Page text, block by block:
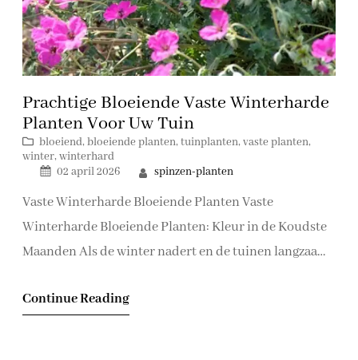
Prachtige Bloeiende Vaste Winterharde
Planten Voor Uw Tuin
bloeiend, bloeiende planten, tuinplanten, vaste planten
winter, winterhard
02 april 2026
spinzen-planten
Vaste Winterharde Bloeiende Planten Vaste
Winterharde Bloeiende Planten: Kleur in de Koudste
Maanden Als de winter nadert en de tuinen langzaam
bloeiende planten een welkome toevoeging zijn. Deze
Continue Reading